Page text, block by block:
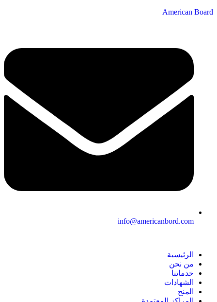
American Board
info@americanbord.com
الرئيسية
من نحن
خدماتنا
الشهادات
المنح